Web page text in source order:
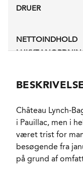
DRUER
NETTOINDHOLD
FORVENTET
SERVERINGS-
EMBALLAGETYPE
FINE WINE
VARENR.
Château Lynch-
i Pauillac, men i
været trist for
besøgende fra
på grund af